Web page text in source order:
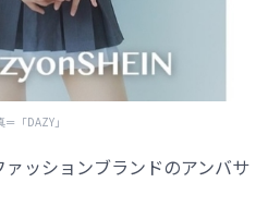
＝「DAZY」
ッションブランドのアンバサ